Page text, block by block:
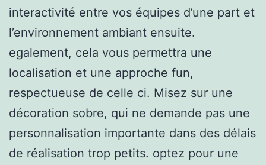
interactivité entre vos équipes d’une part et
l’environnement ambiant ensuite.
egalement, cela vous permettra une
localisation et une approche fun,
respectueuse de celle ci. Misez sur une
décoration sobre, qui ne demande pas une
personnalisation importante dans des délais
de réalisation trop petits. optez pour une